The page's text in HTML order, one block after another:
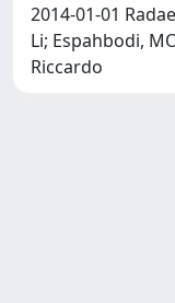
2014-01-01
Li; Espahbodi,
Riccardo